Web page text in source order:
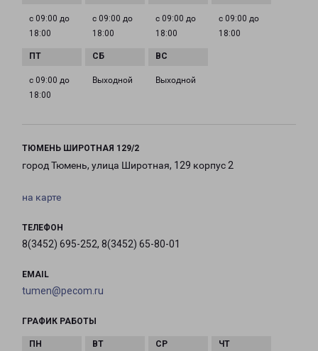
с 09:00 до
18:00
с 09:00 до
18:00
с 09:00 до
18:00
с 09:00 до
18:00
с 09:00 до
18:00
Выходной Выходной
ТЮМЕНЬ ШИРОТНАЯ 129/2
город Тюмень, улица Широтная, 129 корпус 2
на карте
ТЕЛЕФОН
8(3452) 695-252, 8(3452) 65-80-01
EMAIL
tumen@pecom.ru
ГРАФИК РАБОТЫ